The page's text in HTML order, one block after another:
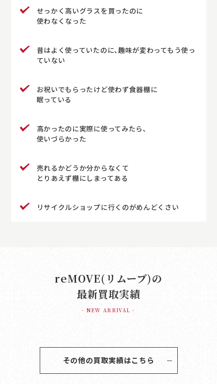
せっかく高いグラスを買ったのに
使わなくなった
昔はよく使っていたのに､趣味が変わってもう使っ
ていない
お祝いでもらったけど使わず食器棚に
眠っている
高かったのに実際に使ってみたら､
使いづらかった
売れるかどうか分からなくて
とりあえず棚にしまってある
リサイクルショップに行くのがめんどくさい
reMOVE(リムーブ)の
最新買取実績
- NEW ARRIVAL -
その他の買取実績はこちら